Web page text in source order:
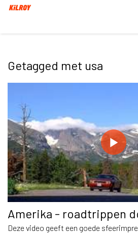
Getagged met usa
Amerika - roadtrippen
Deze video geeft een goede